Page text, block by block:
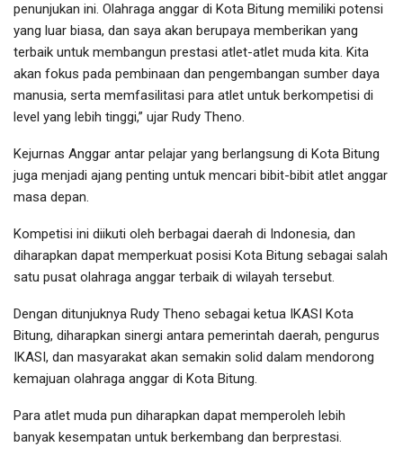
penunjukan ini. Olahraga anggar di Kota Bitung memiliki potensi
yang luar biasa, dan saya akan berupaya memberikan yang
terbaik untuk membangun prestasi atlet-atlet muda kita. Kita
akan fokus pada pembinaan dan pengembangan sumber daya
manusia, serta memfasilitasi para atlet untuk berkompetisi di
level yang lebih tinggi,” ujar Rudy Theno.
Kejurnas Anggar antar pelajar yang berlangsung di Kota Bitung
juga menjadi ajang penting untuk mencari bibit-bibit atlet anggar
masa depan.
Kompetisi ini diikuti oleh berbagai daerah di Indonesia, dan
diharapkan dapat memperkuat posisi Kota Bitung sebagai salah
satu pusat olahraga anggar terbaik di wilayah tersebut.
Dengan ditunjuknya Rudy Theno sebagai ketua IKASI Kota
Bitung, diharapkan sinergi antara pemerintah daerah, pengurus
IKASI, dan masyarakat akan semakin solid dalam mendorong
kemajuan olahraga anggar di Kota Bitung.
Para atlet muda pun diharapkan dapat memperoleh lebih
banyak kesempatan untuk berkembang dan berprestasi.